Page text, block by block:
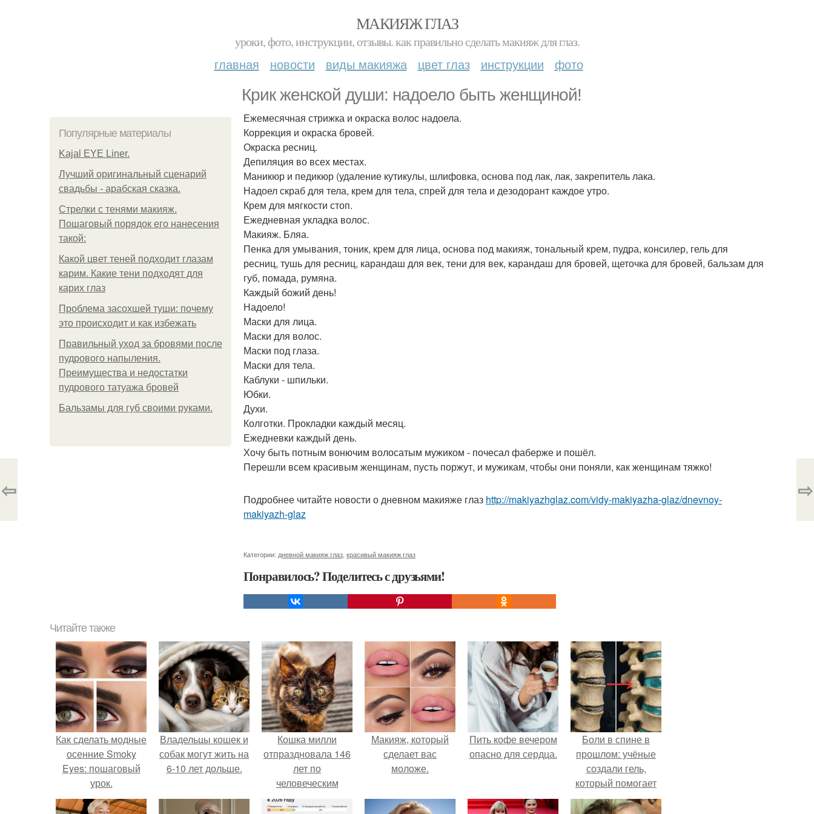
МАКИЯЖ ГЛАЗ
уроки, фото, инструкции, отзывы. как правильно сделать макияж для глаз.
главная новости виды макияжа цвет глаз инструкции фото
Крик женской души: надоело быть женщиной!
Популярные материалы
Kajal EYE Liner.
Лучший оригинальный сценарий
свадьбы - арабская сказка.
Стрелки с тенями макияж.
Пошаговый порядок его нанесения
такой:
Какой цвет теней подходит глазам
карим. Какие тени подходят для
карих глаз
Проблема засохшей туши: почему
это происходит и как избежать
Правильный уход за бровями после
пудрового напыления.
Преимущества и недостатки
пудрового татуажа бровей
Бальзамы для губ своими руками.
Ежемесячная стрижка и окраска волос надоела.
Коррекция и окраска бровей.
Окраска ресниц.
Депиляция во всех местах.
Маникюр и педикюр (удаление кутикулы, шлифовка, основа под лак, лак, закрепитель лака.
Надоел скраб для тела, крем для тела, спрей для тела и дезодорант каждое утро.
Крем для мягкости стоп.
Ежедневная укладка волос.
Макияж. Бляа.
Пенка для умывания, тоник, крем для лица, основа под макияж, тональный крем, пудра, консилер, гель для
ресниц, тушь для ресниц, карандаш для век, тени для век, карандаш для бровей, щеточка для бровей, бальзам для
губ, помада, румяна.
Каждый божий день!
Надоело!
Маски для лица.
Маски для волос.
Маски под глаза.
Маски для тела.
Каблуки - шпильки.
Юбки.
Духи.
Колготки. Прокладки каждый месяц.
Ежедневки каждый день.
Хочу быть потным вонючим волосатым мужиком - почесал фаберже и пошёл.
Перешли всем красивым женщинам, пусть поржут, и мужикам, чтобы они поняли, как женщинам тяжко!
Подробнее читайте новости о дневном макияже глаз http://makiyazhglaz.com/vidy-makiyazha-glaz/dnevnoy-
makiyazh-glaz
Категории: дневной макияж глаз красивый макияж глаз
Понравилось? Поделитесь с друзьями!
⇦ ⇨
Читайте также
Как сделать модные
осенние Smoky
Eyes: пошаговый
урок.
Владельцы кошек и
собак могут жить на
6-10 лет дольше.
Кошка милли
отпраздновала 146
лет по
человеческим
Меркам и
Макияж, который
сделает вас
моложе.
Пить кофе вечером
опасно для сердца.
Боли в спине в
прошлом: учёные
создали гель,
который помогает
восстанавливать